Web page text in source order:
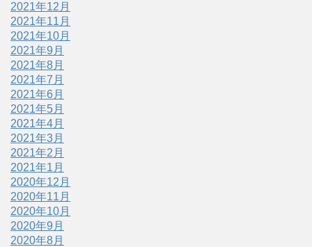
2021年12月
2021年11月
2021年10月
2021年9月
2021年8月
2021年7月
2021年6月
2021年5月
2021年4月
2021年3月
2021年2月
2021年1月
2020年12月
2020年11月
2020年10月
2020年9月
2020年8月